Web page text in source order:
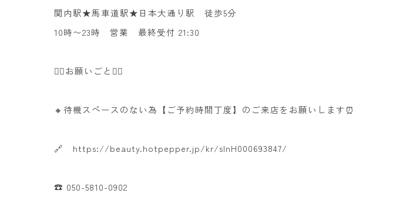
関内駅★馬車道駅★日本大通り駅 徒歩5分
10時〜23時 営業 最終受付 21:30
🙇‍♀️お願いごと🙇‍♀️
🔸待機スペースのない為【ご予約時間丁度】のご来店をお願いします⏰
🔗 https://beauty.hotpepper.jp/kr/slnH000693847/
☎️ 050-5810-0902